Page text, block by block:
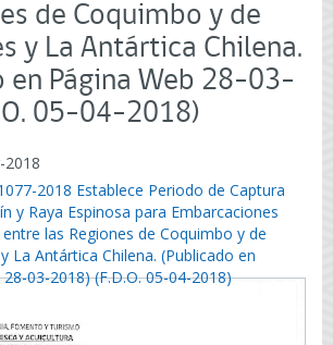
de Coquimbo y de
y La Antártica Chilena.
en Página Web 28-03-
05-04-2018)
2018
2018 Establece Periodo de Captura
y Raya Espinosa para Embarcaciones
las Regiones de Coquimbo y de
La Antártica Chilena. (Publicado en
03-2018) (F.D.O. 05-04-2018)